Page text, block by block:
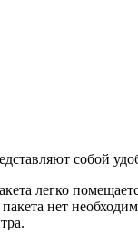
собой
легко
нет